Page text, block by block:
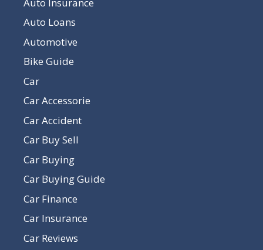
Auto Loans
Automotive
Bike Guide
Car
Car Accessorie
Car Accident
Car Buy Sell
Car Buying
Car Buying Guide
Car Finance
Car Insurance
Car Reviews